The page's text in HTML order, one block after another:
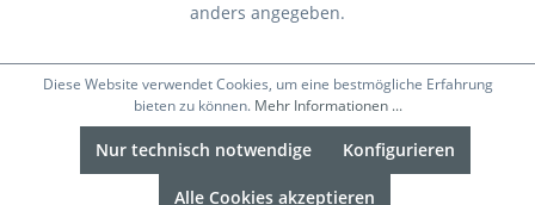
anders angegeben.
Diese Website verwendet Cookies, um eine bestmögliche Erfahrung
bieten zu können. Mehr Informationen ...
Nur technisch notwendige Konfigurieren
Alle Cookies akzeptieren